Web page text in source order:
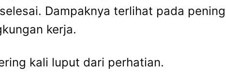
Dampaknya terlihat pada
kerja.
kali luput dari perhatian.